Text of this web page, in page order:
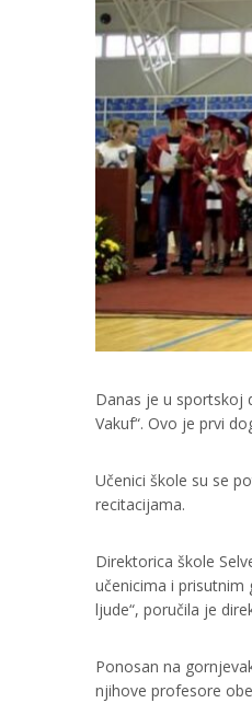
Danas je u sportskoj
Vakuf“. Ovo je prvi
Učenici škole su se
recitacijama.
Direktorica škole
učenicima i prisutnim
ljude“, poručila je
Ponosan na
njihove profesore